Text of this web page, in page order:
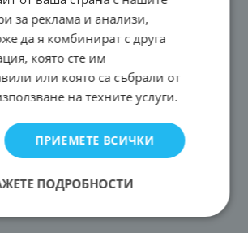
за реклама и анализи,
да я комбинират с друга
която сте им
или която са събрали от
на техните услуги.
ПРИЕМЕТЕ ВСИЧКИ
ПОДРОБНОСТИ